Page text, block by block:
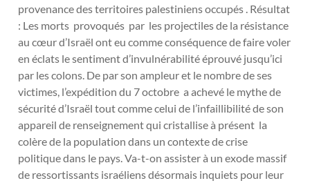
provenance des territoires palestiniens occupés . Résultat
: Les morts provoqués par les projectiles de la résistance
au cœur d’Israël ont eu comme conséquence de faire voler
en éclats le sentiment d’invulnérabilité éprouvé jusqu’ici
par les colons. De par son ampleur et le nombre de ses
victimes, l’expédition du 7 octobre a achevé le mythe de
sécurité d’Israël tout comme celui de l’infaillibilité de son
appareil de renseignement qui cristallise à présent la
colère de la population dans un contexte de crise
politique dans le pays. Va-t-on assister à un exode massif
de ressortissants israéliens désormais inquiets pour leur